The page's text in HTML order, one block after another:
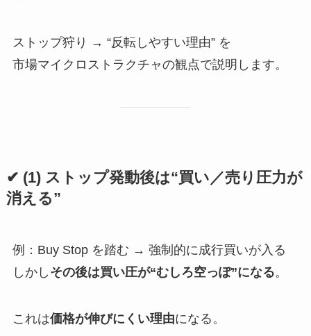
ストップ狩り → “反転しやすい理由” を
市場マイクロストラクチャの観点で説明します。
✔ (1) ストップ発動後は“買い／売り圧力が
消える”
例：Buy Stop を踏む → 強制的に成行買いが入る
しかし その後は買い圧が“むしろ空っぽ”になる。
これは価格が伸びにくい理由になる。